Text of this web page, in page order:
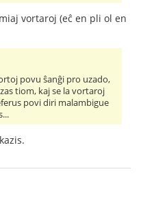
vortaroj (eĉ en pli ol en
povu ŝanĝi pro uzado,
tiom, kaj se la vortaroj
povi diri malambigue